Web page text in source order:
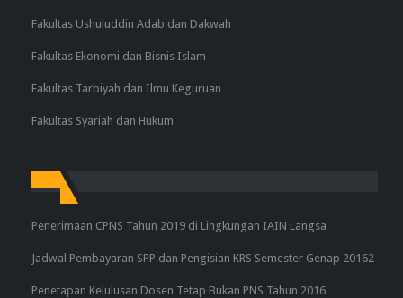
Fakultas Ushuluddin Adab dan Dakwah
Fakultas Ekonomi dan Bisnis Islam
Fakultas Tarbiyah dan Ilmu Keguruan
Fakultas Syariah dan Hukum
Penerimaan CPNS Tahun 2019 di Lingkungan IAIN Langsa
Jadwal Pembayaran SPP dan Pengisian KRS Semester Genap 20162
Penetapan Kelulusan Dosen Tetap Bukan PNS Tahun 2016